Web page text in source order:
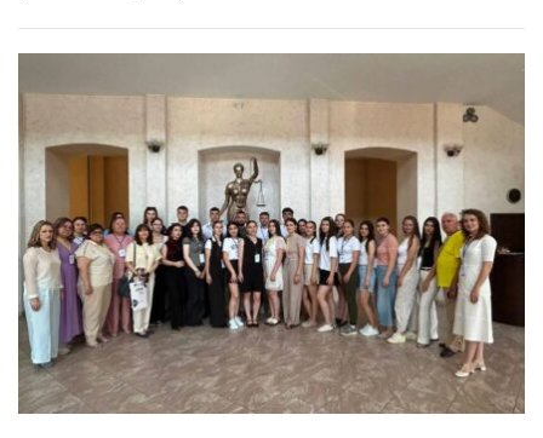
Școlii
De
„Cetățenia
–
Prioritate
A
Politicii
Statelor
Candidate
La
Integrare
UE”